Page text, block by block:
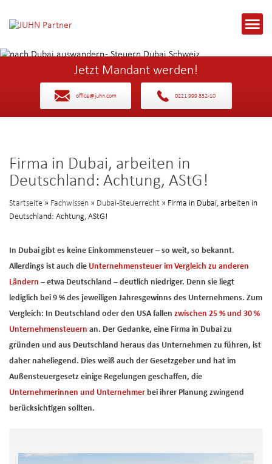
Jetzt Mandant werden!
office@juhn.com 0221 999 832-10
Firma in Dubai, arbeiten in
Deutschland: Achtung, AStG!
Startseite » Fachwissen » Dubai-Steuerrecht » Firma in Dubai, arbeiten in
Deutschland: Achtung, AStG!
In Dubai gibt es keine Einkommensteuer – so weit, so bekannt.
Allerdings ist auch die Unternehmensteuer im Vergleich zu anderen
Ländern – etwa Deutschland – deutlich niedriger. Denn sie liegt
lediglich bei 9 % des jeweiligen Jahresgewinns des Unternehmens. Zum
Vergleich: In Deutschland oder den USA fallen zwischen 25 % und 30 %
Unternehmensteuern an. Der Gedanke, eine Firma in Dubai zu
gründen und aus Deutschland heraus das Unternehmen zu führen, ist
daher naheliegend. Dies weiß auch der Gesetzgeber und hat im
Außensteuergesetz einige Regelungen geschaffen, die
Unternehmerinnen und Unternehmer bei ihrer Planung zwingend
berücksichtigen sollten.